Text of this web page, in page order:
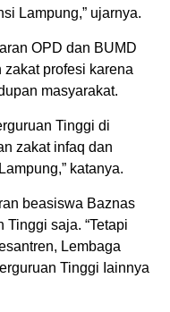
Lampung,” ujarnya.
OPD dan BUMD
profesi karena
masyarakat.
Tinggi di
zakat infaq dan
katanya.
beasiswa Baznas
saja. “Tetapi
Lembaga
Tinggi Iainnya